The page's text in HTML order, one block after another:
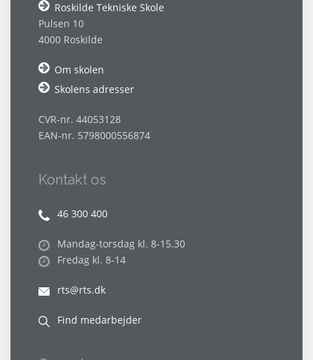
Roskilde Tekniske Skole
Pulsen 10
4000 Roskilde
Om skolen
Skolens adresser
CVR-nr. 44053128
EAN-nr. 5798000556874
Kontakt os
46 300 400
Mandag-torsdag kl. 8-15.30
Fredag kl. 8-14
rts@rts.dk
Find medarbejder